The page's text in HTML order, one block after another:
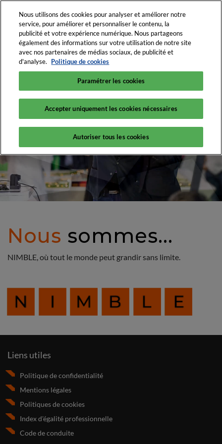
RX France
Nous sommes...
NIMBLE, où tout le monde peut grandir sans limite.
Liens utiles
Politique de confidentialité
Mentions légales
Politiques de cookies
Index d'égalité professionnelle
Code de conduite
Nous utilisons des cookies pour analyser et améliorer notre
service, pour améliorer et personnaliser le contenu, la
publicité et votre expérience numérique. Nous partageons
également des informations sur votre utilisation de notre site
avec nos partenaires de médias sociaux, de publicité et
d'analyse.
Politique de cookies
Paramétrer les cookies
Accepter uniquement les cookies nécessaires
Autoriser tous les cookies